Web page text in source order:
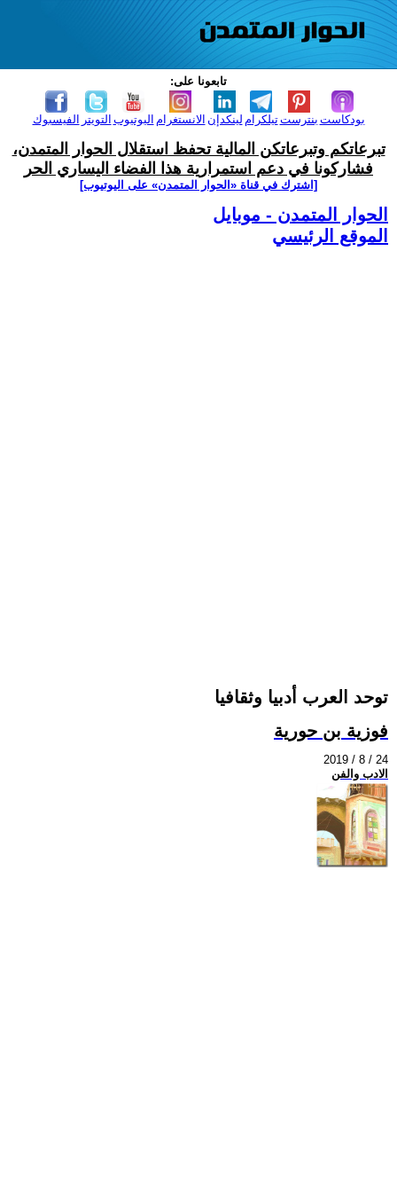
تابعونا على:
الفيسبوك التويتر اليوتيوب الانستغرام لينكدإن تيلكرامبنترست بودكاست
تبرعاتكم وتبرعاتكن المالية تحفظ استقلال الحوار المتمدن،
فشاركونا في دعم استمرارية هذا الفضاء اليساري الحر
[اشترك في قناة ‫«الحوار المتمدن» على اليوتيوب]
الحوار المتمدن - موبايل
الموقع الرئيسي
توحد العرب أدبيا وثقافيا
فوزية بن حورية
2019 / 8 / 24
الادب والفن